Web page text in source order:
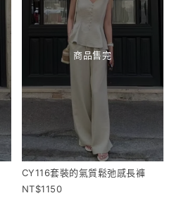
商品售完
CY116套裝的氣質鬆弛感長褲
1150